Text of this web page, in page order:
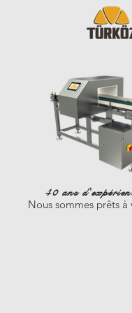
40 ans
Nous sommes prêts à